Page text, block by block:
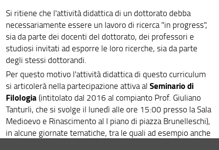
Si ritiene che l'attività didattica di un dottorato debba
necessariamente essere un lavoro di ricerca "in progress",
sia da parte dei docenti del dottorato, dei professori e
studiosi invitati ad esporre le loro ricerche, sia da parte
degli stessi dottorandi.
Per questo motivo l'attività didattica di questo curriculum
si articolerà nella partecipazione attiva al Seminario di
Filologia(intitolato dal 2016 al compianto Prof. Giuliano
Tanturli, che si svolge il lunedì alle ore 15:00 presso la Sala
Medioevo e Rinascimento al I piano di piazza Brunelleschi),
in alcune giornate tematiche, tra le quali ad esempio anche
Umanistica digitale